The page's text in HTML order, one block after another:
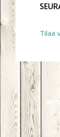
Tilaa